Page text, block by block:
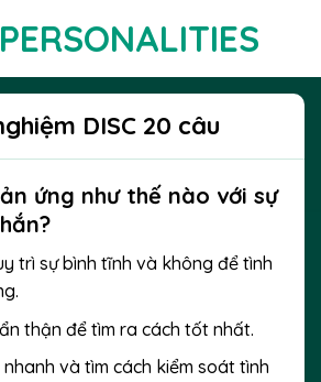
DISC 20 câu
ứng như thế nào với sự
trì sự bình tĩnh và không để tình
thận để tìm ra cách tốt nhất.
và tìm cách kiểm soát tình